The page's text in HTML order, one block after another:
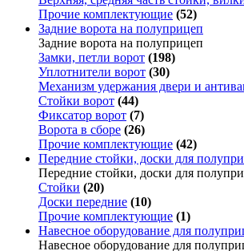
Прочие комплектующие (52)
Задние ворота на полуприцеп
Задние ворота на полуприцеп
Замки, петли ворот (198)
Уплотнители ворот (30)
Механизм удержания двери и
Стойки ворот (44)
Фиксатор ворот (7)
Ворота в сборе (26)
Прочие комплектующие (42)
Передние стойки, доски для
Передние стойки, доски для
Стойки (20)
Доски передние (10)
Прочие комплектующие (1)
Навесное оборудование для
Навесное оборудование для